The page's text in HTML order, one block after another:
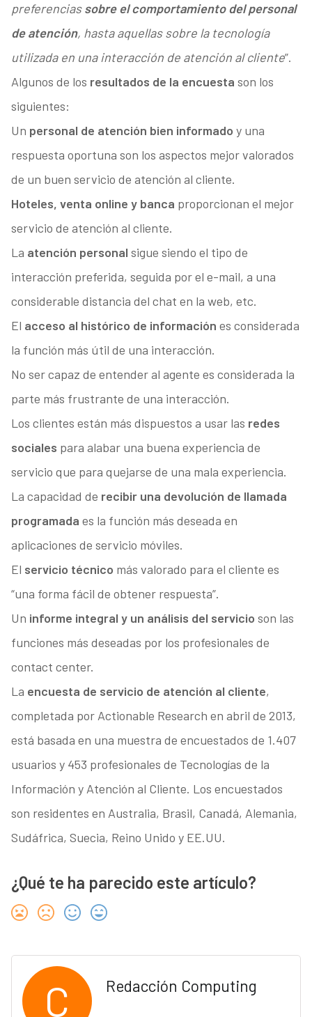
preferenciassobre el comportamiento del personal
de atención, hasta aquellas sobre la tecnología
utilizada en una interacción de atención al cliente”.
Algunos de los resultados de la encuesta son los
siguientes:
Un personal de atención bien informado y una
respuesta oportuna son los aspectos mejor valorados
de un buen servicio de atención al cliente.
Hoteles, venta online y banca proporcionan el mejor
servicio de atención al cliente.
La atención personal sigue siendo el tipo de
interacción preferida, seguida por el e-mail, a una
considerable distancia del chat en la web, etc.
El acceso al histórico de información es considerada
la función más útil de una interacción.
No ser capaz de entender al agente es considerada la
parte más frustrante de una interacción.
Los clientes están más dispuestos a usar las redes
sociales para alabar una buena experiencia de
servicio que para quejarse de una mala experiencia.
La capacidad de recibir una devolución de llamada
programada es la función más deseada en
aplicaciones de servicio móviles.
El servicio técnico más valorado para el cliente es
“una forma fácil de obtener respuesta”.
Un informe integral y un análisis del servicio son las
funciones más deseadas por los profesionales de
contact center.
La encuesta de servicio de atención al cliente,
completada por Actionable Research en abril de 2013,
está basada en una muestra de encuestados de 1.407
usuarios y 453 profesionales de Tecnologías de la
Información y Atención al Cliente. Los encuestados
son residentes en Australia, Brasil, Canadá, Alemania,
Sudáfrica, Suecia, Reino Unido y EE.UU.
¿Qué te ha parecido este artículo?
C Redacción Computing